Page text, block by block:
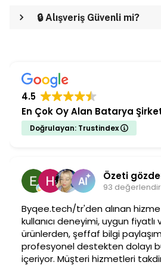
🔒 Alışveriş Güvenli mi?